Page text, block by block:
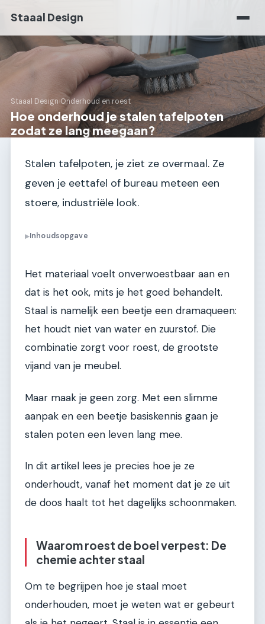
Staaal Design
Staaal Design›Onderhoud en roest
Hoe onderhoud je stalen tafelpoten
zodat ze lang meegaan?
Stalen tafelpoten, je ziet ze overmaal. Ze
geven je eettafel of bureau meteen een
stoere, industriële look.
▶Inhoudsopgave
Het materiaal voelt onverwoestbaar aan en
dat is het ook, mits je het goed behandelt.
Staal is namelijk een beetje een dramaqueen:
het houdt niet van water en zuurstof. Die
combinatie zorgt voor roest, de grootste
vijand van je meubel.
Maar maak je geen zorg. Met een slimme
aanpak en een beetje basiskennis gaan je
stalen poten een leven lang mee.
In dit artikel lees je precies hoe je ze
onderhoudt, vanaf het moment dat je ze uit
de doos haalt tot het dagelijks schoonmaken.
Waarom roest de boel verpest: De
chemie achter staal
Om te begrijpen hoe je staal moet
onderhouden, moet je weten wat er gebeurt